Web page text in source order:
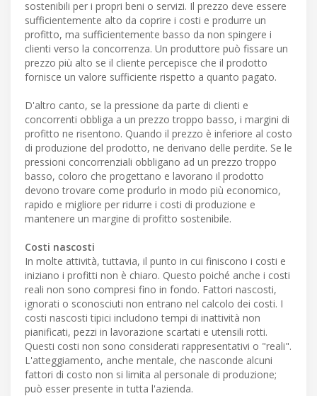
sostenibili per i propri beni o servizi. Il prezzo deve essere
sufficientemente alto da coprire i costi e produrre un
profitto, ma sufficientemente basso da non spingere i
clienti verso la concorrenza. Un produttore può fissare un
prezzo più alto se il cliente percepisce che il prodotto
fornisce un valore sufficiente rispetto a quanto pagato.
D'altro canto, se la pressione da parte di clienti e
concorrenti obbliga a un prezzo troppo basso, i margini di
profitto ne risentono. Quando il prezzo è inferiore al costo
di produzione del prodotto, ne derivano delle perdite. Se le
pressioni concorrenziali obbligano ad un prezzo troppo
basso, coloro che progettano e lavorano il prodotto
devono trovare come produrlo in modo più economico,
rapido e migliore per ridurre i costi di produzione e
mantenere un margine di profitto sostenibile.
Costi nascosti
In molte attività, tuttavia, il punto in cui finiscono i costi e
iniziano i profitti non è chiaro. Questo poiché anche i costi
reali non sono compresi fino in fondo. Fattori nascosti,
ignorati o sconosciuti non entrano nel calcolo dei costi. I
costi nascosti tipici includono tempi di inattività non
pianificati, pezzi in lavorazione scartati e utensili rotti.
Questi costi non sono considerati rappresentativi o "reali".
L'atteggiamento, anche mentale, che nasconde alcuni
fattori di costo non si limita al personale di produzione;
può esser presente in tutta l'azienda.